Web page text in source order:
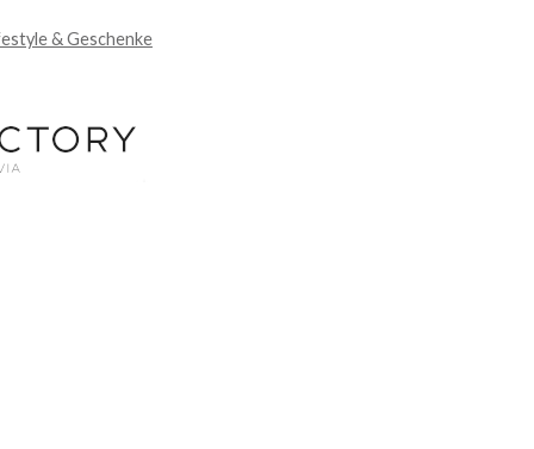
& Geschenke